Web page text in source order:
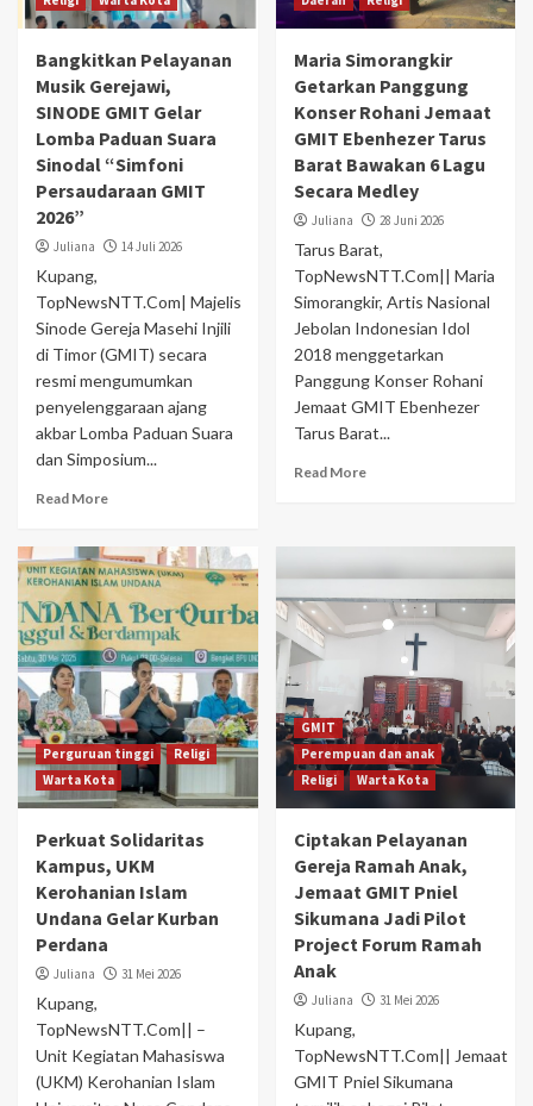
Bangkitkan Pelayanan
Musik Gerejawi,
SINODE GMIT Gelar
Lomba Paduan Suara
Sinodal “Simfoni
Persaudaraan GMIT
2026”
Juliana 14 Juli 2026
Kupang,
TopNewsNTT.Com| Majelis
Sinode Gereja Masehi Injili
di Timor (GMIT) secara
resmi mengumumkan
penyelenggaraan ajang
akbar Lomba Paduan Suara
dan Simposium...
Read More
Maria Simorangkir
Getarkan Panggung
Konser Rohani Jemaat
GMIT Ebenhezer Tarus
Barat Bawakan 6 Lagu
Secara Medley
Juliana 28 Juni 2026
Tarus Barat,
TopNewsNTT.Com|| Maria
Simorangkir, Artis Nasional
Jebolan Indonesian Idol
2018 menggetarkan
Panggung Konser Rohani
Jemaat GMIT Ebenhezer
Tarus Barat...
Read More
Perguruan tinggi
Religi
Warta Kota
Perkuat Solidaritas
Kampus, UKM
Kerohanian Islam
Undana Gelar Kurban
Perdana
Juliana 31 Mei 2026
Kupang,
TopNewsNTT.Com|| –
Unit Kegiatan Mahasiswa
(UKM) Kerohanian Islam
GMIT
Perempuan dan anak
Religi
Warta Kota
Ciptakan Pelayanan
Gereja Ramah Anak,
Jemaat GMIT Pniel
Sikumana Jadi Pilot
Project Forum Ramah
Anak
Juliana 31 Mei 2026
Kupang,
TopNewsNTT.Com|| Jemaat
GMIT Pniel Sikumana